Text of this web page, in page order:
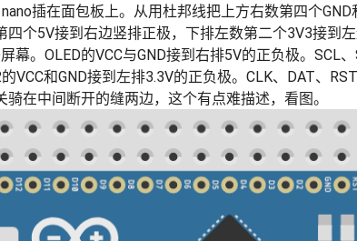
插在面包板上。从用杜邦线把上方右数第四个
四个5V接到右边竖排正极，下排左数第二个3V3接到左
幕。OLED的VCC与GND接到右排5V的正负极。SCL
VCC和GND接到左排3.3V的正负极。CLK、DAT、
骑在中间断开的缝两边，这个有点难描述，看图。